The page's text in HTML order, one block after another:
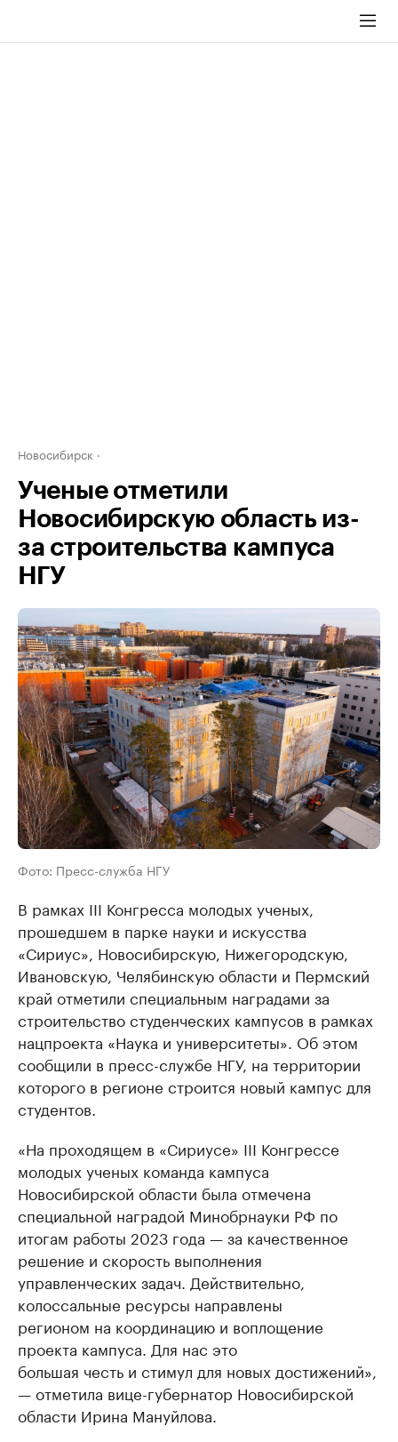
Новосибирск
Ученые отметили
Новосибирскую область из-
за строительства кампуса
НГУ
Фото: Пресс-служба НГУ
В рамках III Конгресса молодых ученых,
прошедшем в парке науки и искусства
«Сириус», Новосибирскую, Нижегородскую,
Ивановскую, Челябинскую области и Пермский
край отметили специальным наградами за
строительство студенческих кампусов в рамках
нацпроекта «Наука и университеты». Об этом
сообщили в пресс-службе НГУ, на территории
которого в регионе строится новый кампус для
студентов.
«На проходящем в «Сириусе» III Конгрессе
молодых ученых команда кампуса
Новосибирской области была отмечена
специальной наградой Минобрнауки РФ по
итогам работы 2023 года — за качественное
решение и скорость выполнения
управленческих задач. Действительно,
колоссальные ресурсы направлены
регионом на координацию и воплощение
проекта кампуса. Для нас это
большая честь и стимул для новых достижений»,
— отметила вице-губернатор Новосибирской
области Ирина Мануйлова.